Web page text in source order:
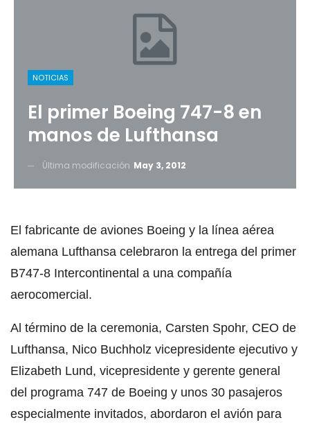
NOTICIAS
El primer Boeing 747-8 en
manos de Lufthansa
Última modificación May 3, 2012
El fabricante de aviones Boeing y la línea aérea
alemana Lufthansa celebraron la entrega del primer
B747-8 Intercontinental a una compañía
aerocomercial.
Al término de la ceremonia, Carsten Spohr, CEO de
Lufthansa, Nico Buchholz vicepresidente ejecutivo y
Elizabeth Lund, vicepresidente y gerente general
del programa 747 de Boeing y unos 30 pasajeros
especialmente invitados, abordaron el avión para